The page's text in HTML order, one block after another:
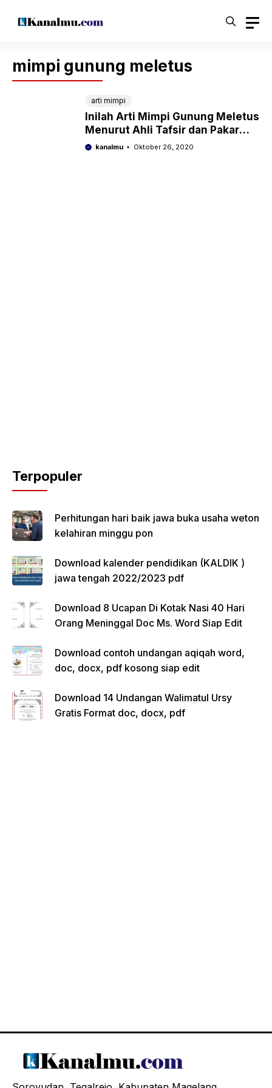
mimpi gunung meletus
arti mimpi
Inilah Arti Mimpi Gunung Meletus
Menurut Ahli Tafsir dan Pakar
Primbon
kanalmu Oktober 26, 2020
Terpopuler
Perhitungan hari baik jawa buka usaha weton
kelahiran minggu pon
Download kalender pendidikan (KALDIK )
jawa tengah 2022/2023 pdf
Download 8 Ucapan Di Kotak Nasi 40 Hari
Orang Meninggal Doc Ms. Word Siap Edit
Download contoh undangan aqiqah word,
doc, docx, pdf kosong siap edit
Download 14 Undangan Walimatul Ursy
Gratis Format doc, docx, pdf